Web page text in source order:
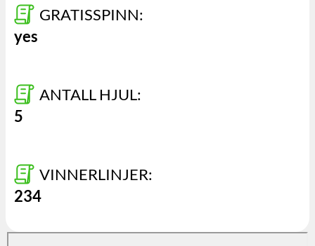
GRATISSPINN:
yes
ANTALL HJUL:
5
VINNERLINJER:
234